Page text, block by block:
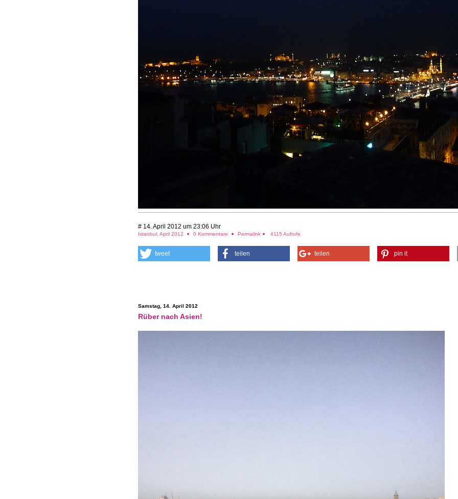
# 14. April 2012 um 23:06 Uhr
Istanbul, April 2012 0 Kommentare Permalink 4115 Aufrufe
tweet teilen teilen pin it
Samstag, 14. April 2012
Rüber nach Asien!